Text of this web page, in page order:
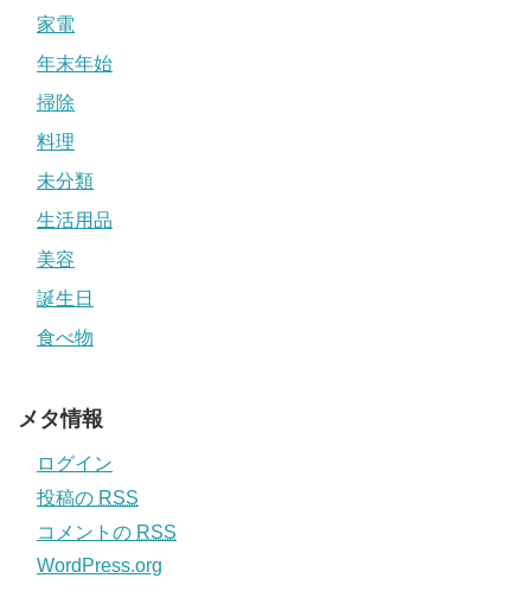
家電
年末年始
掃除
料理
未分類
生活用品
美容
誕生日
食べ物
メタ情報
ログイン
投稿の RSS
コメントの RSS
WordPress.org